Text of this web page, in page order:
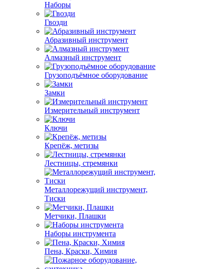
Наборы
Гвозди
Абразивный инструмент
Алмазный инструмент
Грузоподъёмное оборудование
Замки
Измерительный инструмент
Ключи
Крепёж, метизы
Лестницы, стремянки
Металлорежущий инструмент,
Тиски
Метчики, Плашки
Наборы инструмента
Пена, Краски, Химия